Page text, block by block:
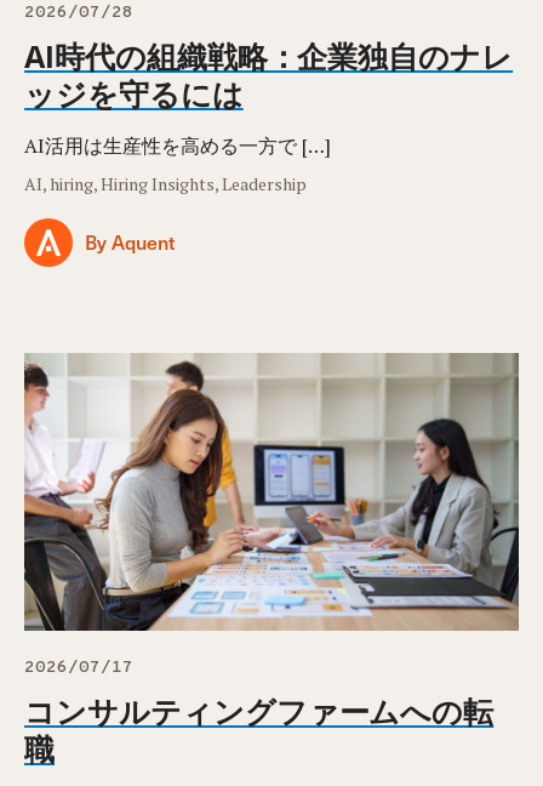
2026/07/28
AI時代の組織戦略：企業独自のナレ
ッジを守るには
AI活用は生産性を高める一方で […]
AI, hiring, Hiring Insights, Leadership
By Aquent
2026/07/17
コンサルティングファームへの転
職